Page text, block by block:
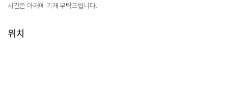
시간은 아래에 기재 부탁드립니다.
위치